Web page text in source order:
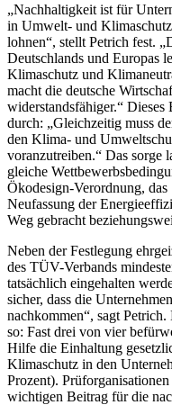
„Nachhaltigkeit ist für
in Umwelt- und
lohnen“, stellt Petrich fest.
Deutschlands und Europas
Klimaschutz und
macht die deutsche
widerstandsfähiger.“ Dieses
durch: „Gleichzeitig muss
den Klima- und
voranzutreiben.“ Das sorge
gleiche
Ökodesign-Verordnung,
Neufassung der
Weg gebracht
Neben der Festlegung
des TÜV-Verbands
tatsächlich eingehalten
sicher, dass die
nachkommen“, sagt
so: Fast drei von vier
Hilfe die Einhaltung
Klimaschutz in den
Prozent).
wichtigen Beitrag für die